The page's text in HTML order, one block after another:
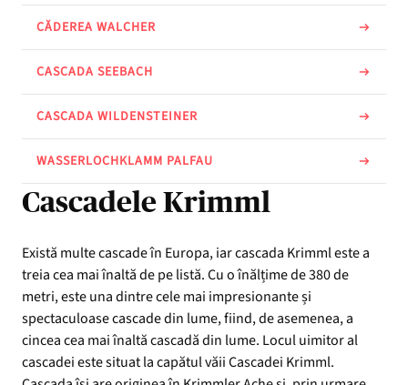
CĂDEREA WALCHER
CASCADA SEEBACH
CASCADA WILDENSTEINER
WASSERLOCHKLAMM PALFAU
Cascadele Krimml
Există multe cascade în Europa, iar cascada Krimml este a
treia cea mai înaltă de pe listă. Cu o înălțime de 380 de
metri, este una dintre cele mai impresionante și
spectaculoase cascade din lume, fiind, de asemenea, a
cincea cea mai înaltă cascadă din lume. Locul uimitor al
cascadei este situat la capătul văii Cascadei Krimml.